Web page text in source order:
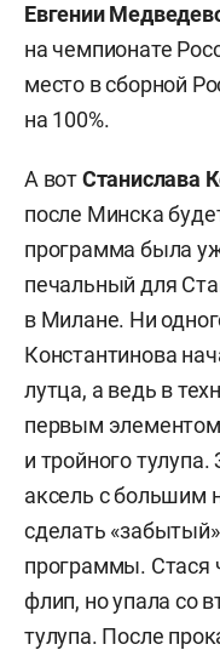
Евгении
на чемпионате
место в сборной
на 100%.
А вотСтанислава
после Минска
программа была
печальный для
в Милане. Ни
Константинова
лутца, а ведь в
первым элементом
и тройного
аксель с большим
сделать
программы. Стася
флип, но упала со
тулупа. После